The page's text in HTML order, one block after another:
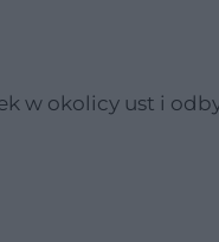
w okolicy ust i